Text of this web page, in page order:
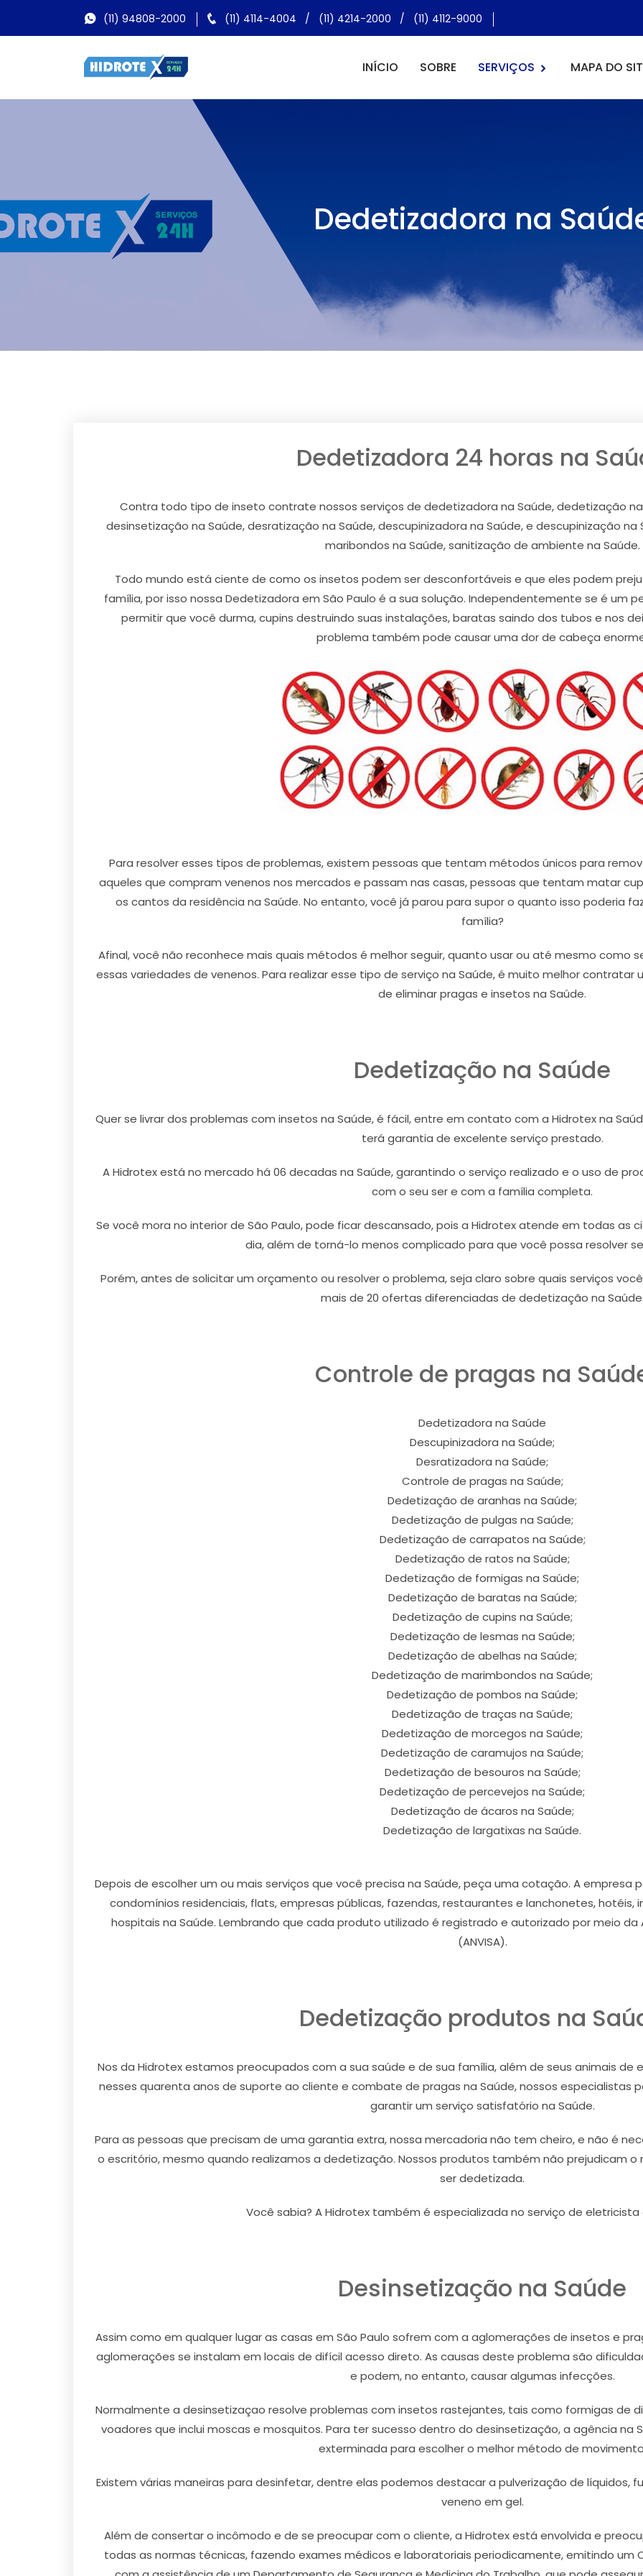
(11) 94808-2000 (11) 4114-4004 / (11) 4214-2000 / (11) 4112-9000
INÍCIO SOBRE SERVIÇOS MAPA DO
Dedetizadora na
Dedetizadora 24 horas na
Contra todo tipo de inseto contrate nossos serviços de dedetizadora na Saúde, dedetização
desinsetização na Saúde, desratização na Saúde, descupinizadora na Saúde, e descupinização
maribondos na Saúde, sanitização de ambiente na Saúde.
Todo mundo está ciente de como os insetos podem ser desconfortáveis e que eles podem
família, por isso nossa Dedetizadora em São Paulo é a sua solução. Independentemente se é um
permitir que você durma, cupins destruindo suas instalações, baratas saindo dos tubos e nos
problema também pode causar uma dor de cabeça
Para resolver esses tipos de problemas, existem pessoas que tentam métodos únicos para
aqueles que compram venenos nos mercados e passam nas casas, pessoas que tentam matar
os cantos da residência na Saúde. No entanto, você já parou para supor o quanto isso poderia
família?
Afinal, você não reconhece mais quais métodos é melhor seguir, quanto usar ou até mesmo como
essas variedades de venenos. Para realizar esse tipo de serviço na Saúde, é muito melhor
de eliminar pragas e insetos na Saúde.
Dedetização na Saúde
Quer se livrar dos problemas com insetos na Saúde, é fácil, entre em contato com a Hidrotex na
terá garantia de excelente serviço prestado.
A Hidrotex está no mercado há 06 decadas na Saúde, garantindo o serviço realizado e o uso de
com o seu ser e com a família completa.
Se você mora no interior de São Paulo, pode ficar descansado, pois a Hidrotex atende em todas as
dia, além de torná-lo menos complicado para que você possa resolver
Porém, antes de solicitar um orçamento ou resolver o problema, seja claro sobre quais serviços
mais de 20 ofertas diferenciadas de dedetização na
Controle de pragas na
Dedetizadora na Saúde
Descupinizadora na Saúde;
Desratizadora na Saúde;
Controle de pragas na Saúde;
Dedetização de aranhas na Saúde;
Dedetização de pulgas na Saúde;
Dedetização de carrapatos na Saúde;
Dedetização de ratos na Saúde;
Dedetização de formigas na Saúde;
Dedetização de baratas na Saúde;
Dedetização de cupins na Saúde;
Dedetização de lesmas na Saúde;
Dedetização de abelhas na Saúde;
Dedetização de marimbondos na Saúde;
Dedetização de pombos na Saúde;
Dedetização de traças na Saúde;
Dedetização de morcegos na Saúde;
Dedetização de caramujos na Saúde;
Dedetização de besouros na Saúde;
Dedetização de percevejos na Saúde;
Dedetização de ácaros na Saúde;
Dedetização de largatixas na Saúde.
Depois de escolher um ou mais serviços que você precisa na Saúde, peça uma cotação. A
condomínios residenciais, flats, empresas públicas, fazendas, restaurantes e lanchonetes, hotéis,
hospitais na Saúde. Lembrando que cada produto utilizado é registrado e autorizado por meio da
(ANVISA).
Dedetização produtos na
Nos da Hidrotex estamos preocupados com a sua saúde e de sua família, além de seus animais de
nesses quarenta anos de suporte ao cliente e combate de pragas na Saúde, nossos especialistas
garantir um serviço satisfatório na Saúde.
Para as pessoas que precisam de uma garantia extra, nossa mercadoria não tem cheiro, e não é
o escritório, mesmo quando realizamos a dedetização. Nossos produtos também não prejudicam
ser dedetizada.
Você sabia? A Hidrotex também é especializada no serviço de eletricista
Desinsetização na Saúde
Assim como em qualquer lugar as casas em São Paulo sofrem com a aglomerações de insetos e
aglomerações se instalam em locais de difícil acesso direto. As causas deste problema são
e podem, no entanto, causar algumas infecções.
Normalmente a desinsetizaçao resolve problemas com insetos rastejantes, tais como formigas de
voadores que inclui moscas e mosquitos. Para ter sucesso dentro do desinsetização, a agência na
exterminada para escolher o melhor método de
Existem várias maneiras para desinfetar, dentre elas podemos destacar a pulverização de líquidos,
veneno em gel.
Além de consertar o incômodo e de se preocupar com o cliente, a Hidrotex está envolvida e
todas as normas técnicas, fazendo exames médicos e laboratoriais periodicamente, emitindo um